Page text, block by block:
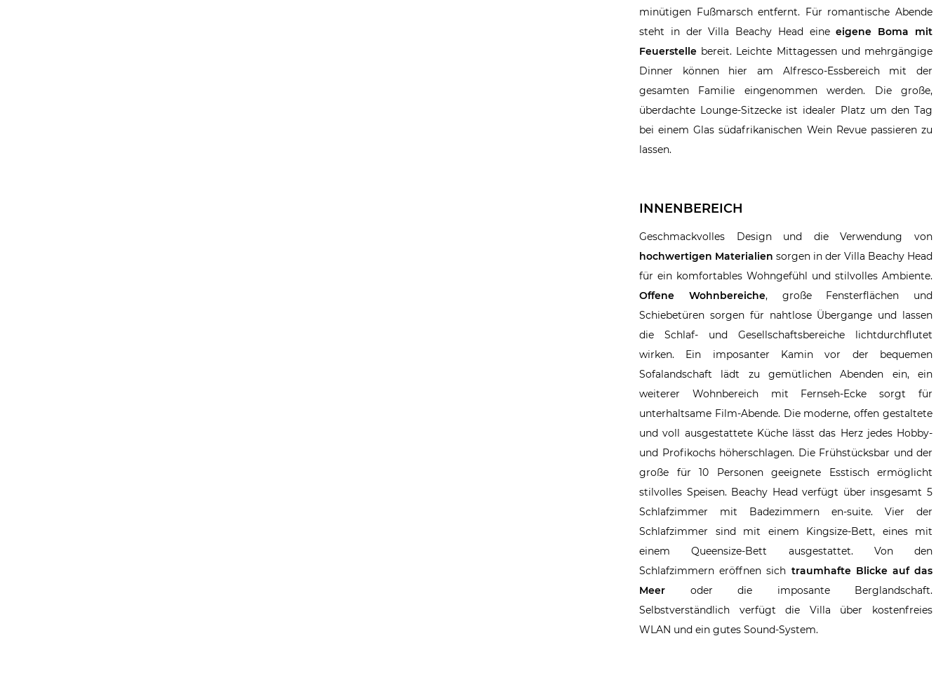
minütigen Fußmarsch entfernt. Für romantische Abende
steht in der Villa Beachy Head eineeigene Boma mit
Feuerstelle bereit. Leichte Mittagessen und mehrgängige
Dinner können hier am Alfresco-Essbereich mit der
gesamten Familie eingenommen werden. Die große,
überdachte Lounge-Sitzecke ist idealer Platz um den Tag
bei einem Glas südafrikanischen Wein Revue passieren zu
lassen.
INNENBEREICH
Geschmackvolles Design und die Verwendung von
hochwertigen Materialien sorgen in der Villa Beachy Head
für ein komfortables Wohngefühl und stilvolles Ambiente.
Offene Wohnbereiche, große Fensterflächen und
Schiebetüren sorgen für nahtlose Übergange und lassen
die Schlaf- und Gesellschaftsbereiche lichtdurchflutet
wirken. Ein imposanter Kamin vor der bequemen
Sofalandschaft lädt zu gemütlichen Abenden ein, ein
weiterer Wohnbereich mit Fernseh-Ecke sorgt für
unterhaltsame Film-Abende. Die moderne, offen gestaltete
und voll ausgestattete Küche lässt das Herz jedes Hobby-
und Profikochs höherschlagen. Die Frühstücksbar und der
große für 10 Personen geeignete Esstisch ermöglicht
stilvolles Speisen. Beachy Head verfügt über insgesamt 5
Schlafzimmer mit Badezimmern en-suite. Vier der
Schlafzimmer sind mit einem Kingsize-Bett, eines mit
einem Queensize-Bett ausgestattet. Von den
Schlafzimmern eröffnen sich traumhafte Blicke auf das
Meer oder die imposante Berglandschaft.
Selbstverständlich verfügt die Villa über kostenfreies
WLAN und ein gutes Sound-System.